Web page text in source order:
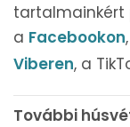
tartalmainkért
a Facebookon
Viberen, a
További